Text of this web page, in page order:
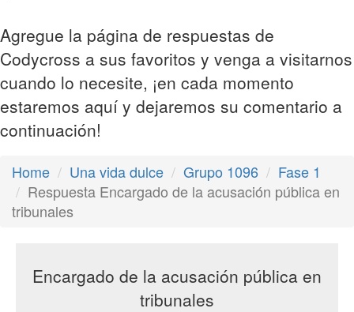
Agregue la página de respuestas de
Codycross a sus favoritos y venga a visitarnos
cuando lo necesite, ¡en cada momento
estaremos aquí y dejaremos su comentario a
continuación!
Home Una vida dulce Grupo 1096
Fase 1
Respuesta Encargado de la acusación pública en
tribunales
Encargado de la acusación pública en
tribunales